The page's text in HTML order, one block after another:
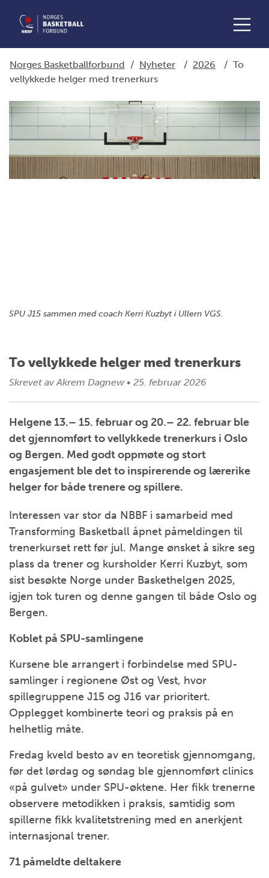
Norges Basketballforbund / Nyheter / 2026 / To
vellykkede helger med trenerkurs
SPU J15 sammen med coach Kerri Kuzbyt i Ullern VGS.
To vellykkede helger med trenerkurs
Skrevet av Akrem Dagnew • 25. februar 2026
Helgene 13.– 15. februar og 20.– 22. februar ble
det gjennomført to vellykkede trenerkurs i Oslo
og Bergen. Med godt oppmøte og stort
engasjement ble det to inspirerende og lærerike
helger for både trenere og spillere.
Interessen var stor da NBBF i samarbeid med
Transforming Basketball åpnet påmeldingen til
trenerkurset rett før jul. Mange ønsket å sikre seg
plass da trener og kursholder Kerri Kuzbyt, som
sist besøkte Norge under Baskethelgen 2025,
igjen tok turen og denne gangen til både Oslo og
Bergen.
Koblet på SPU-samlingene
Kursene ble arrangert i forbindelse med SPU-
samlinger i regionene Øst og Vest, hvor
spillegruppene J15 og J16 var prioritert.
Opplegget kombinerte teori og praksis på en
helhetlig måte.
Fredag kveld besto av en teoretisk gjennomgang,
før det lørdag og søndag ble gjennomført clinics
«på gulvet» under SPU-øktene. Her fikk trenerne
observere metodikken i praksis, samtidig som
spillerne fikk kvalitetstrening med en anerkjent
internasjonal trener.
71 påmeldte deltakere